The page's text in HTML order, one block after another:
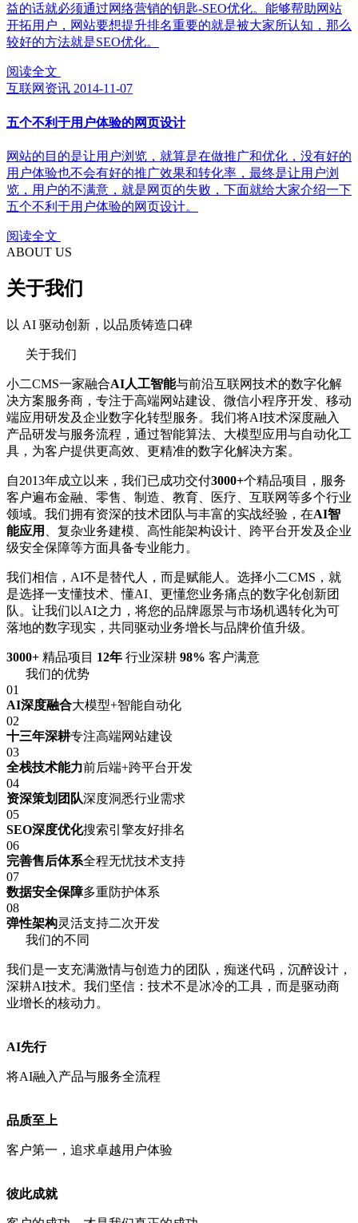
益的话就必须通过网络营销的钥匙-SEO优化。能够帮助网站
开拓用户，网站要想提升排名重要的就是被大家所认知，那么
较好的方法就是SEO优化。
阅读全文
互联网资讯 2014-11-07
五个不利于用户体验的网页设计
网站的目的是让用户浏览，就算是在做推广和优化，没有好的
用户体验也不会有好的推广效果和转化率，最终是让用户浏
览，用户的不满意，就是网页的失败，下面就给大家介绍一下
五个不利于用户体验的网页设计。
阅读全文
ABOUT US
关于我们
以 AI 驱动创新，以品质铸造口碑
关于我们
小二CMS一家融合AI人工智能与前沿互联网技术的数字化解
决方案服务商，专注于高端网站建设、微信小程序开发、移动
端应用研发及企业数字化转型服务。我们将AI技术深度融入
产品研发与服务流程，通过智能算法、大模型应用与自动化工
具，为客户提供更高效、更精准的数字化解决方案。
自2013年成立以来，我们已成功交付3000+个精品项目，服务
客户遍布金融、零售、制造、教育、医疗、互联网等多个行业
领域。我们拥有资深的技术团队与丰富的实战经验，在AI智
能应用
、复杂业务建模、高性能架构设计、跨平台开发及企业
级安全保障等方面具备专业能力。
我们相信，AI不是替代人，而是赋能人。选择小二CMS，就
是选择一支懂技术、懂AI、更懂您业务痛点的数字化创新团
队。让我们以AI之力，将您的品牌愿景与市场机遇转化为可
落地的数字现实，共同驱动业务增长与品牌价值升级。
3000+ 精品项目 12年 行业深耕 98% 客户满意
我们的优势
01
AI深度融合大模型+智能自动化
02
十三年深耕专注高端网站建设
03
全栈技术能力前后端+跨平台开发
04
资深策划团队深度洞悉行业需求
05
SEO深度优化搜索引擎友好排名
06
完善售后体系全程无忧技术支持
07
数据安全保障多重防护体系
08
弹性架构灵活支持二次开发
我们的不同
我们是一支充满激情与创造力的团队，痴迷代码，沉醉设计，
深耕AI技术。我们坚信：技术不是冰冷的工具，而是驱动商
业增长的核动力。
AI先行
将AI融入产品与服务全流程
品质至上
客户第一，追求卓越用户体验
彼此成就